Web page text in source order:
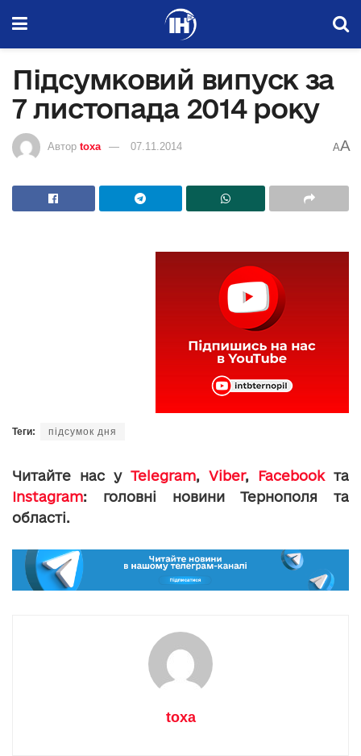
Підсумковий випуск за
7 листопада 2014 року
Автор toxa 07.11.2014 AA
Теги: підсумок дня
Читайте нас у Telegram, Viber, Facebookта
Instagram: головні новини Тернополя та
області.
toxa